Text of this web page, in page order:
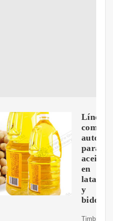
Línea
para
aceite
en
latas
y
bidones
Timbradora